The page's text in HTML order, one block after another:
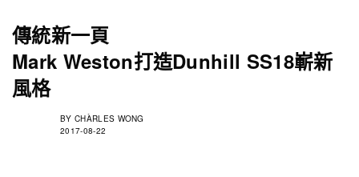
傳統新一頁
Mark Weston打造Dunhill SS18嶄新
風格
BY CHÀRLES WONG
2017-08-22